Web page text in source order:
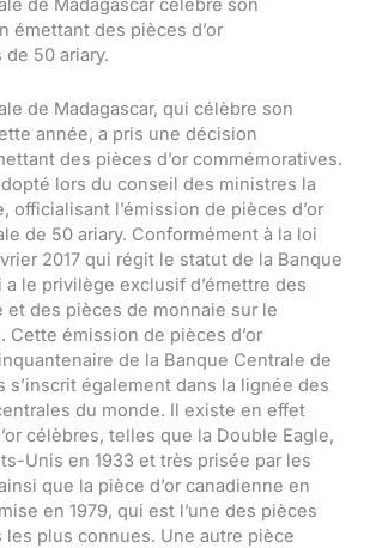
de Madagascar célèbre son
émettant des pièces d’or
50 ariary.
de Madagascar, qui célèbre son
année, a pris une décision
des pièces d’or commémoratives.
lors du conseil des ministres la
officialisant l’émission de pièces d’or
de 50 ariary. Conformément à la loi
2017 qui régit le statut de la Banque
le privilège exclusif d’émettre des
et des pièces de monnaie sur le
Cette émission de pièces d’or
de la Banque Centrale de
s’inscrit également dans la lignée des
du monde. Il existe en effet
célèbres, telles que la Double Eagle,
Unis en 1933 et très prisée par les
que la pièce d’or canadienne en
en 1979, qui est l’une des pièces
les plus connues. Une autre pièce